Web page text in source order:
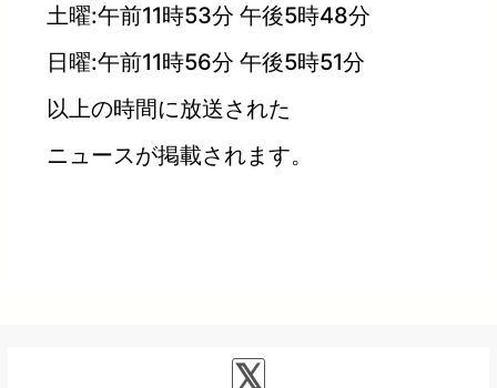
土曜:午前11時53分 午後5時48分
日曜:午前11時56分 午後5時51分
以上の時間に放送された
ニュースが掲載されます。